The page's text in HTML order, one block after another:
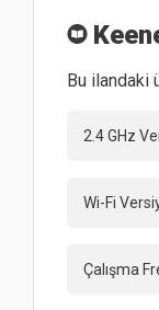
Bu ilandaki
2.4 GHz
Wi-Fi
Çalışma